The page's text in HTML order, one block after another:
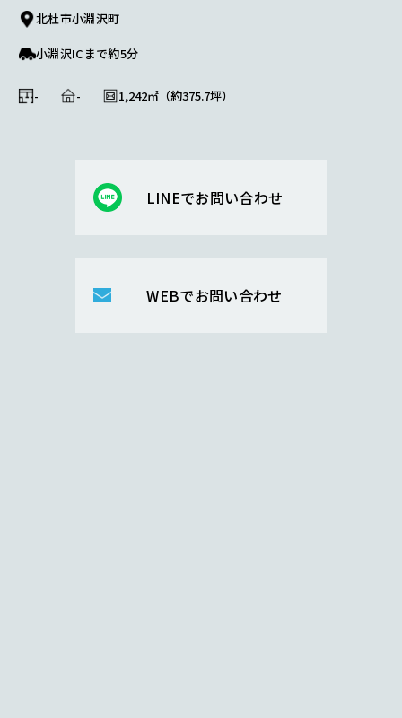
北杜市小淵沢町
小淵沢ICまで約5分
- - 1,242㎡（約375.7坪）
LINEでお問い合わせ
WEBでお問い合わせ